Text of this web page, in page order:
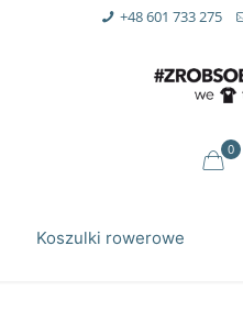
+48 601 733 275
0
Koszulki rowerowe